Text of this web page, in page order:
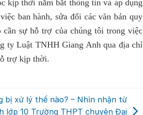
kịp thời nắm bắt thông tin và áp dụng
ban hành, sửa đổi các văn bản quy
sự hỗ trợ của chúng tôi trong việc
ty Luật TNHH Giang Anh qua địa chỉ
trợ kịp thời.
bị xử lý thế nào? – Nhìn nhận từ
lớp 10 Trường THPT chuyên Đại